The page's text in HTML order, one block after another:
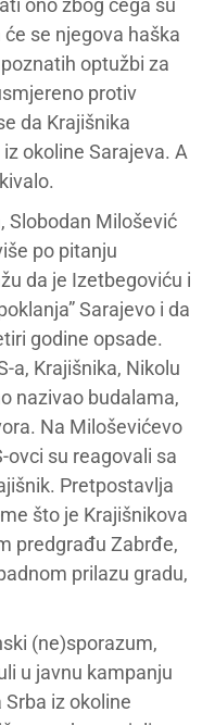
ono zbog čega su
se njegova haška
optužbi za
protiv
da Krajišnika
okoline Sarajeva. A
Slobodan Milošević
po pitanju
da je Izetbegoviću i
Sarajevo i da
godine opsade.
a, Krajišnika, Nikolu
nazivao budalama,
Na Miloševićevo
ovci su reagovali sa
Pretpostavlja
što je Krajišnikova
predgrađu Zabrđe,
prilazu gradu,
(ne)sporazum,
u javnu kampanju
iz okoline